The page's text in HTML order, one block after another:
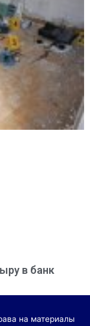
в банк
на материалы